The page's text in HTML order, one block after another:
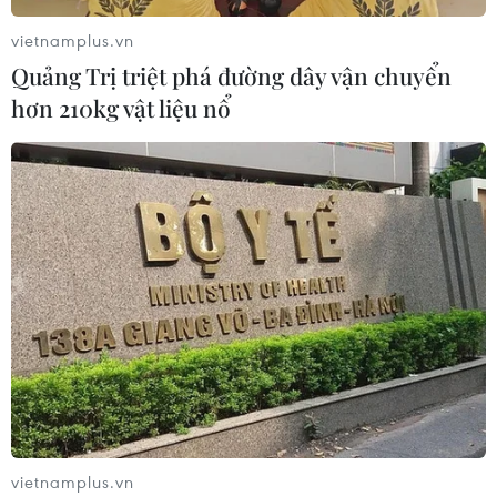
Phê chuẩn Hiệp định CPTPP thể hiện
mạnh mẽ chủ trương hội nhập quốc tế
05/11/2018 12:43
Hầu hết các đại biểu Quốc hội tán thành sự cần thiết
phê chuẩn Hiệp định CPTPP và cho rằng đây là Hiệp
định thương mại tự do thế hệ mới chất lượng cao, khá
toàn diện.
vietnamplus.vn
Quảng Trị triệt phá đường dây vận chuyển
hơn 210kg vật liệu nổ
vietnamplus.vn